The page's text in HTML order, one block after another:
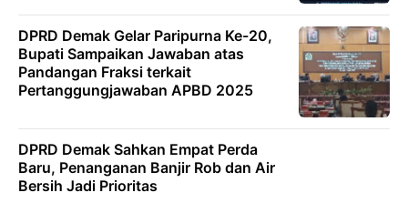
DPRD Demak Gelar Paripurna Ke-20,
Bupati Sampaikan Jawaban atas
Pandangan Fraksi terkait
Pertanggungjawaban APBD 2025
DPRD Demak Sahkan Empat Perda
Baru, Penanganan Banjir Rob dan Air
Bersih Jadi Prioritas